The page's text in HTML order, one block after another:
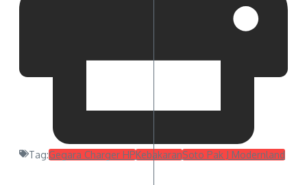
Tag:Gegara Charger HPKebakaranSoto Pak J Modernland